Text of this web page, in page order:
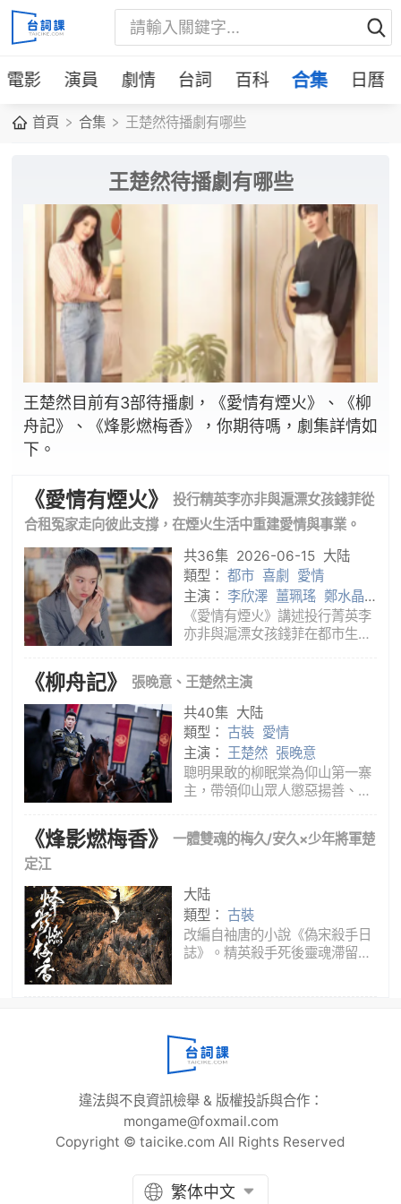
電影 演員 劇情 台詞 百科 合集 日曆
首頁 合集 王楚然待播劇有哪些
王楚然待播劇有哪些
王楚然目前有3部待播劇，《愛情有煙火》、《柳
舟記》、《烽影燃梅香》，你期待嗎，劇集詳情如
下。
《愛情有煙火》
投行精英李亦非與滬漂女孩錢菲從
合租冤家走向彼此支撐，在煙火生活中重建愛情與事業。
共36集 2026-06-15 大陆
類型： 都市 喜劇
愛情
主演： 李欣澤 薑珮瑤 鄭水晶
李乃文 王楚然 檀健次
《愛情有煙火》講述投行菁英李
亦非與滬漂女孩錢菲在都市生活
事。李亦非原本熟悉资本市场和
体面生活，一次投资失利让他跌
入低谷；钱菲刚经历失恋和失
业，还背着房贷压力，只能把空
房间出
《柳舟記》
張晚意、王楚然主演
共40集 大陆
類型： 古裝 愛情
主演： 王楚然 張晚意
聰明果敢的柳眠棠為仰山第一寨
主，帶領仰山眾人懲惡揚善、匡
身負重傷，被淮陽王崔行舟救
下。柳眠棠醒來後關於仰山的記
了一家
《烽影燃梅香》
一體雙魂的梅久/安久×少年將軍楚
定江
大陆
類型： 古裝
改編自袖唐的小說《偽宋殺手日
誌》。精英殺手死後靈魂滯留人
無邊，她以為是時來運轉，卻驚
聞梅氏
違法與不良資訊檢舉 & 版權投訴與合作：
mongame@foxmail.com
Copyright © taicike.com All Rights Reserved
繁体中文